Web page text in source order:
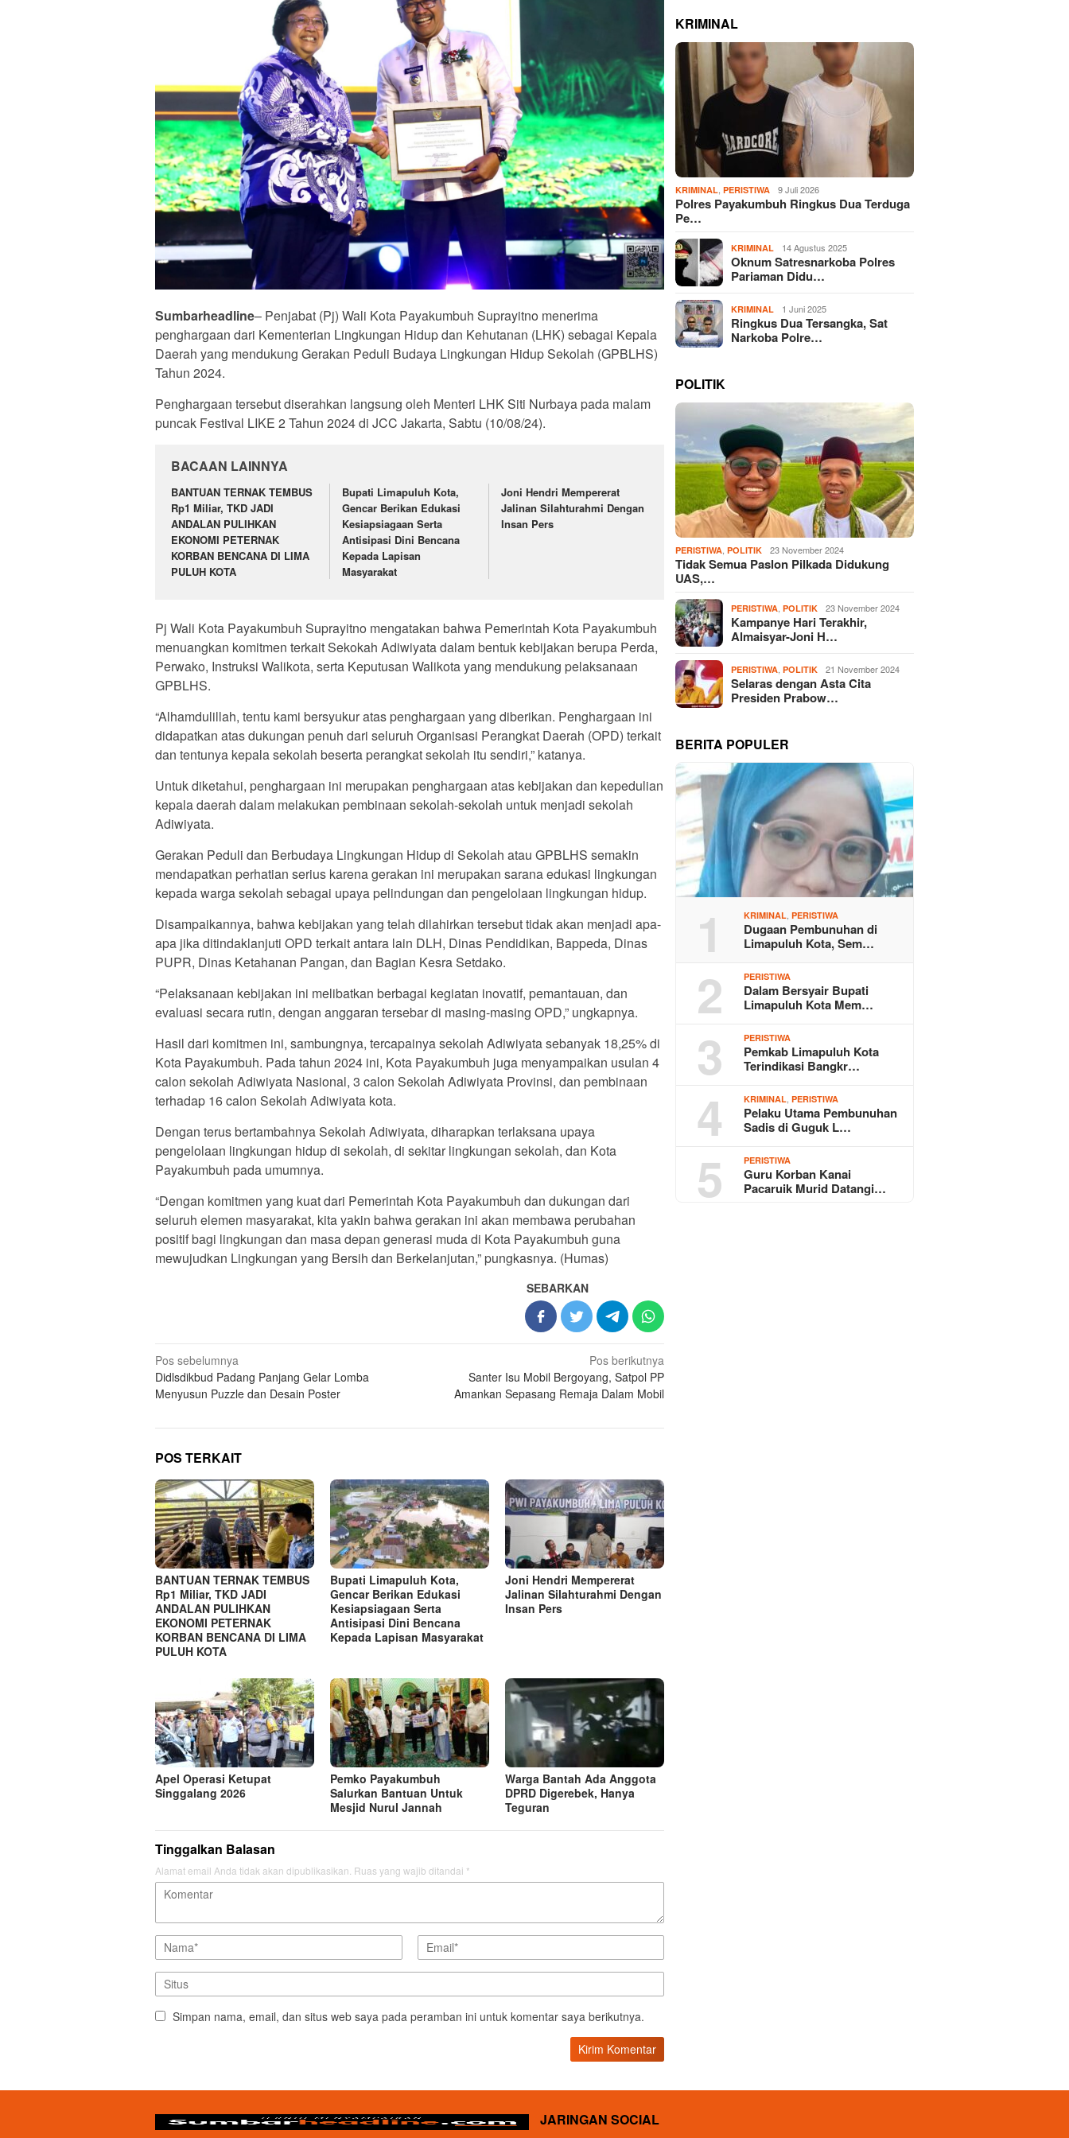
Sumbarheadline– Penjabat (Pj) Wali Kota Payakumbuh Suprayitno menerima
penghargaan dari Kementerian Lingkungan Hidup dan Kehutanan (LHK) sebagai Kepala
Daerah yang mendukung Gerakan Peduli Budaya Lingkungan Hidup Sekolah (GPBLHS)
Tahun 2024.
Penghargaan tersebut diserahkan langsung oleh Menteri LHK Siti Nurbaya pada malam
puncak Festival LIKE 2 Tahun 2024 di JCC Jakarta, Sabtu (10/08/24).
BACAAN LAINNYA
BANTUAN TERNAK TEMBUS
Rp1 Miliar, TKD JADI
ANDALAN PULIHKAN
EKONOMI PETERNAK
KORBAN BENCANA DI LIMA
PULUH KOTA
Bupati Limapuluh Kota,
Gencar Berikan Edukasi
Kesiapsiagaan Serta
Antisipasi Dini Bencana
Kepada Lapisan
Masyarakat
Joni Hendri Mempererat
Jalinan Silahturahmi Dengan
Insan Pers
Pj Wali Kota Payakumbuh Suprayitno mengatakan bahwa Pemerintah Kota Payakumbuh
menuangkan komitmen terkait Sekokah Adiwiyata dalam bentuk kebijakan berupa Perda,
Perwako, Instruksi Walikota, serta Keputusan Walikota yang mendukung pelaksanaan
GPBLHS.
“Alhamdulillah, tentu kami bersyukur atas penghargaan yang diberikan. Penghargaan ini
didapatkan atas dukungan penuh dari seluruh Organisasi Perangkat Daerah (OPD) terkait
dan tentunya kepala sekolah beserta perangkat sekolah itu sendiri,” katanya.
Untuk diketahui, penghargaan ini merupakan penghargaan atas kebijakan dan kepedulian
kepala daerah dalam melakukan pembinaan sekolah-sekolah untuk menjadi sekolah
Adiwiyata.
Gerakan Peduli dan Berbudaya Lingkungan Hidup di Sekolah atau GPBLHS semakin
mendapatkan perhatian serius karena gerakan ini merupakan sarana edukasi lingkungan
kepada warga sekolah sebagai upaya pelindungan dan pengelolaan lingkungan hidup.
Disampaikannya, bahwa kebijakan yang telah dilahirkan tersebut tidak akan menjadi apa-
apa jika ditindaklanjuti OPD terkait antara lain DLH, Dinas Pendidikan, Bappeda, Dinas
PUPR, Dinas Ketahanan Pangan, dan Bagian Kesra Setdako.
“Pelaksanaan kebijakan ini melibatkan berbagai kegiatan inovatif, pemantauan, dan
evaluasi secara rutin, dengan anggaran tersebar di masing-masing OPD,” ungkapnya.
Hasil dari komitmen ini, sambungnya, tercapainya sekolah Adiwiyata sebanyak 18,25% di
Kota Payakumbuh. Pada tahun 2024 ini, Kota Payakumbuh juga menyampaikan usulan 4
calon sekolah Adiwiyata Nasional, 3 calon Sekolah Adiwiyata Provinsi, dan pembinaan
terhadap 16 calon Sekolah Adiwiyata kota.
Dengan terus bertambahnya Sekolah Adiwiyata, diharapkan terlaksana upaya
pengelolaan lingkungan hidup di sekolah, di sekitar lingkungan sekolah, dan Kota
Payakumbuh pada umumnya.
“Dengan komitmen yang kuat dari Pemerintah Kota Payakumbuh dan dukungan dari
seluruh elemen masyarakat, kita yakin bahwa gerakan ini akan membawa perubahan
positif bagi lingkungan dan masa depan generasi muda di Kota Payakumbuh guna
mewujudkan Lingkungan yang Bersih dan Berkelanjutan,” pungkasnya. (Humas)
SEBARKAN
Navigasi
pos
Pos sebelumnya
Didlsdikbud Padang Panjang Gelar Lomba
Menyusun Puzzle dan Desain Poster
Pos berikutnya
Santer Isu Mobil Bergoyang, Satpol PP
Amankan Sepasang Remaja Dalam Mobil
POS TERKAIT
BANTUAN TERNAK TEMBUS
Rp1 Miliar, TKD JADI
ANDALAN PULIHKAN
EKONOMI PETERNAK
KORBAN BENCANA DI LIMA
PULUH KOTA
Bupati Limapuluh Kota,
Gencar Berikan Edukasi
Kesiapsiagaan Serta
Antisipasi Dini Bencana
Kepada Lapisan Masyarakat
Joni Hendri Mempererat
Jalinan Silahturahmi Dengan
Insan Pers
Apel Operasi Ketupat
Singgalang 2026
Pemko Payakumbuh
Salurkan Bantuan Untuk
Mesjid Nurul Jannah
Warga Bantah Ada Anggota
DPRD Digerebek, Hanya
Teguran
Tinggalkan Balasan
Alamat email Anda tidak akan dipublikasikan. Ruas yang wajib ditandai *
Simpan nama, email, dan situs web saya pada peramban ini untuk komentar saya berikutnya.
KRIMINAL
KRIMINAL ,PERISTIWA 9 Juli 2026
Polres Payakumbuh Ringkus Dua Terduga
Pe…
KRIMINAL 14 Agustus 2025
Oknum Satresnarkoba Polres
Pariaman Didu…
KRIMINAL 1 Juni 2025
Ringkus Dua Tersangka, Sat
Narkoba Polre…
POLITIK
PERISTIWA ,POLITIK 23 November 2024
Tidak Semua Paslon Pilkada Didukung
UAS,…
PERISTIWA ,POLITIK 23 November 2024
Kampanye Hari Terakhir,
Almaisyar-Joni H…
PERISTIWA ,POLITIK 21 November 2024
Selaras dengan Asta Cita
Presiden Prabow…
BERITA POPULER
1 KRIMINAL,PERISTIWA
Dugaan Pembunuhan di
Limapuluh Kota, Sem…
2 PERISTIWA
Dalam Bersyair Bupati
Limapuluh Kota Mem…
3 PERISTIWA
Pemkab Limapuluh Kota
Terindikasi Bangkr…
4 KRIMINAL,PERISTIWA
Pelaku Utama Pembunuhan
Sadis di Guguk L…
5 PERISTIWA
Guru Korban Kanai
Pacaruik Murid Datangi…
JARINGAN SOCIAL